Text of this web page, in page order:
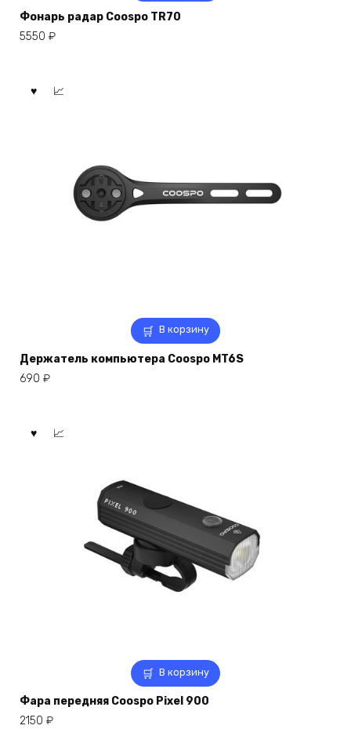
Фонарь радар Coospo TR70
5550 ₽
В корзину
Держатель компьютера Coospo MT6S
690 ₽
В корзину
Фара передняя Coospo Pixel 900
2150 ₽